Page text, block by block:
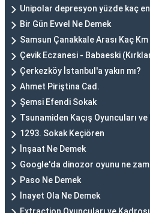
Unipolar depresyon yüzde kaç
Bir Gün Evvel Ne Demek
Samsun Çanakkale Arası Kaç Km
Çevik Eczanesi - Babaeski
Çerkezköy İstanbul'a yakın mı?
Ahmet Piriştina Cad.
Şemsi Efendi Sokak
Tsunamiden Kaçış Oyuncuları
1293. Sokak Keçiören
İnşaat Ne Demek
Google'da dinozor oyunu ne
Paso Ne Demek
İnayet Ola Ne Demek